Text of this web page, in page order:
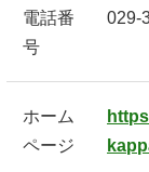
電話番
号
029-
ホーム
ページ